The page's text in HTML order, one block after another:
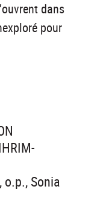
dans
pour
o.p., Sonia